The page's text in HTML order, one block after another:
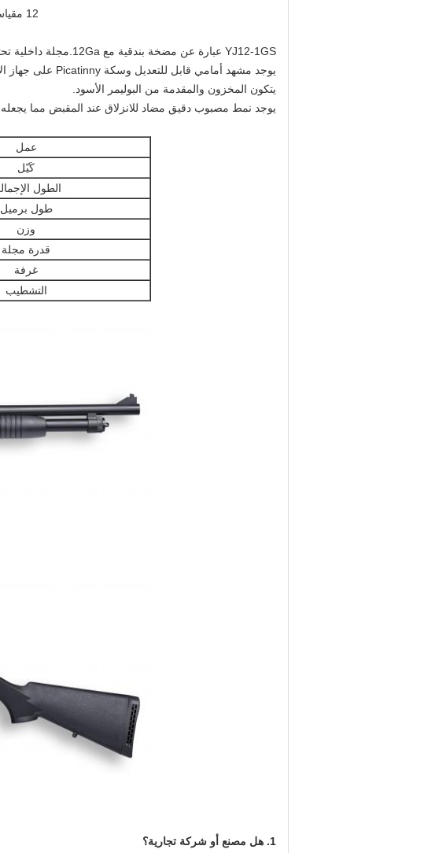
12 مقياس YJ12-1GS Tactical Series Pump Action Shotgun
YJ12-1GS عبارة عن مضخة بندقية مع 12Ga.مجلة داخلية تحتوي على 2 3/4 "و 3" قذائف.
يوجد مشهد أمامي قابل للتعديل وسكة Picatinny على جهاز الاستقبال.
يتكون المخزون والمقدمة من البوليمر الأسود.
يوجد نمط مصبوب دقيق مضاد للانزلاق عند المقبض مما
عمل
كَيّل
الطول
طول برميل
وزن
قدرة مجلة
غرفة
التشطيب
1. هل مصنع أو شركة تجارية؟